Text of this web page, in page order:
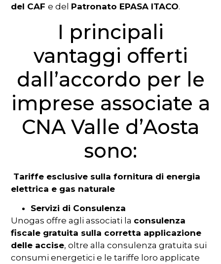
del CAFe del Patronato EPASA ITACO.
I principali
vantaggi offerti
dall’accordo per le
imprese associate a
CNA Valle d’Aosta
sono:
Tariffe esclusive sulla fornitura di energia
elettrica e gas naturale
Servizi di Consulenza
Unogas offre agli associati la consulenza
fiscale gratuita sulla corretta applicazione
delle accise, oltre alla consulenza gratuita sui
consumi energetici e le tariffe loro applicate